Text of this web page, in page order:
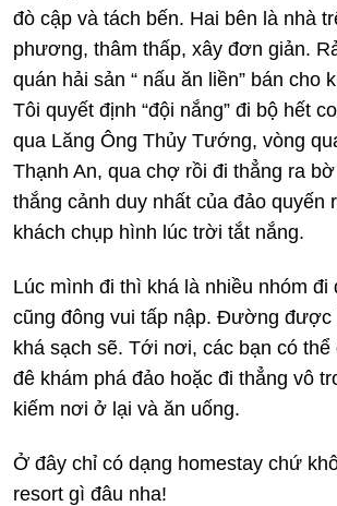
đò cập và tách bến. Hai bên là nhà
phương, thâm thấp, xây đơn giản.
quán hải sản “ nấu ăn liền” bán cho
Tôi quyết định “đội nắng” đi bộ hết
qua Lăng Ông Thủy Tướng, vòng
Thạnh An, qua chợ rồi đi thẳng ra
thắng cảnh duy nhất của đảo quyến
khách chụp hình lúc trời tắt nắng.
Lúc mình đi thì khá là nhiều nhóm đi
cũng đông vui tấp nập. Đường được
khá sạch sẽ. Tới nơi, các bạn có thể
đê khám phá đảo hoặc đi thẳng vô
kiếm nơi ở lại và ăn uống.
Ở đây chỉ có dạng homestay chứ
resort gì đâu nha!